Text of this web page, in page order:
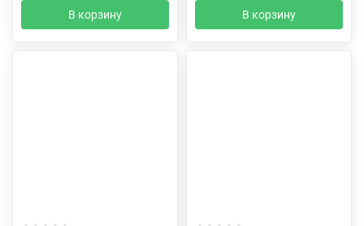
В корзину В корзину